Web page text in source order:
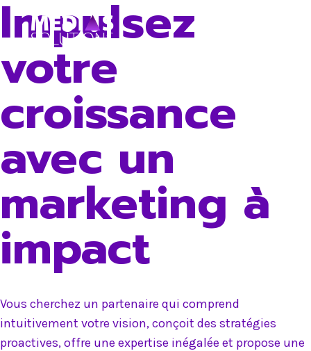
Skip
Impulsez
votre
croissance
avec un
marketing à
impact
Vous cherchez un partenaire qui comprend
intuitivement votre vision, conçoit des stratégies
proactives, offre une expertise inégalée et propose une